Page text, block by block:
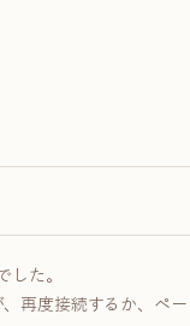
した。
再度接続するか、ペー